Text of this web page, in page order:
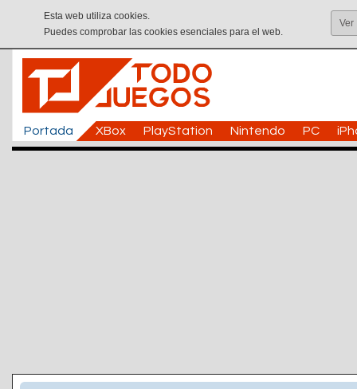
Esta web utiliza cookies.
Puedes comprobar las cookies esenciales para el web.
Ver
Portada XBox PlayStation Nintendo PC